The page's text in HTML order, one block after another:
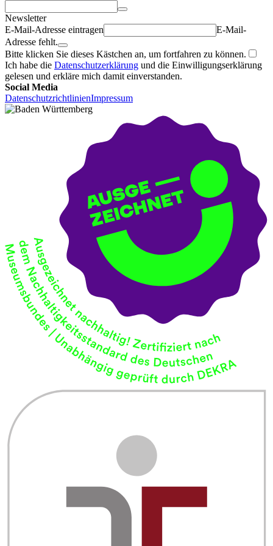
Newsletter
E-Mail-Adresse eintragen
E-Mail-
Adresse fehlt.
Bitte klicken Sie dieses Kästchen an, um fortfahren zu können.
Ich habe die Datenschutzerklärung und die Einwilligungserklärung
gelesen und erkläre mich damit einverstanden.
Social Media
DatenschutzrichtlinienImpressum